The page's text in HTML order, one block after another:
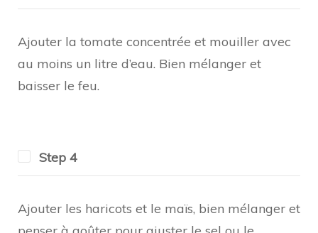
Ajouter la tomate concentrée et mouiller avec
au moins un litre d’eau. Bien mélanger et
baisser le feu.
Step 4
Ajouter les haricots et le maïs, bien mélanger et